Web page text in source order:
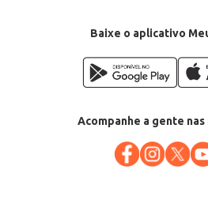
Baixe o aplicativo
Acompanhe a gente